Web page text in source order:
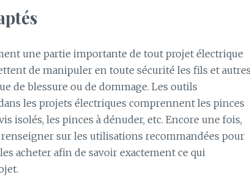
une partie importante de tout projet électrique
de manipuler en toute sécurité les fils et autres
de blessure ou de dommage. Les outils
les projets électriques comprennent les pinces
isolés, les pinces à dénuder, etc. Encore une fois,
renseigner sur les utilisations recommandées pour
acheter afin de savoir exactement ce qui